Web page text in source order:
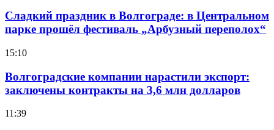
Сладкий праздник в Волгограде: в Центральном
парке прошёл фестиваль „Арбузный переполох“
15:10
Волгоградские компании нарастили экспорт:
заключены контракты на 3,6 млн долларов
11:39